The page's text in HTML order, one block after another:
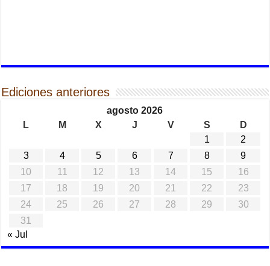
Ediciones anteriores
agosto 2026
L
M X J V S
D
1
2
3
4 5 6 7 8
9
10
11 12 13 14 15
16
17
18 19 20 21 22
23
24
25 26 27 28 29
30
31
« Jul